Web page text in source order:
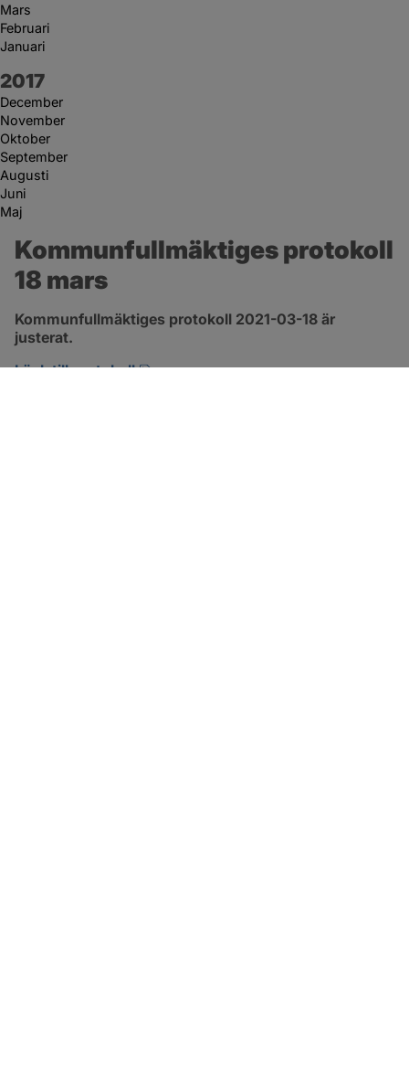
Mars
Februari
Januari
År:
2017
December
November
Oktober
September
Augusti
Juni
Maj
Kommunfullmäktiges protokoll
18 mars
Kommunfullmäktiges protokoll 2021-03-18 är
justerat.
Länk till protokoll
pdf, 315.2 kB, öppnas i nytt fönster.